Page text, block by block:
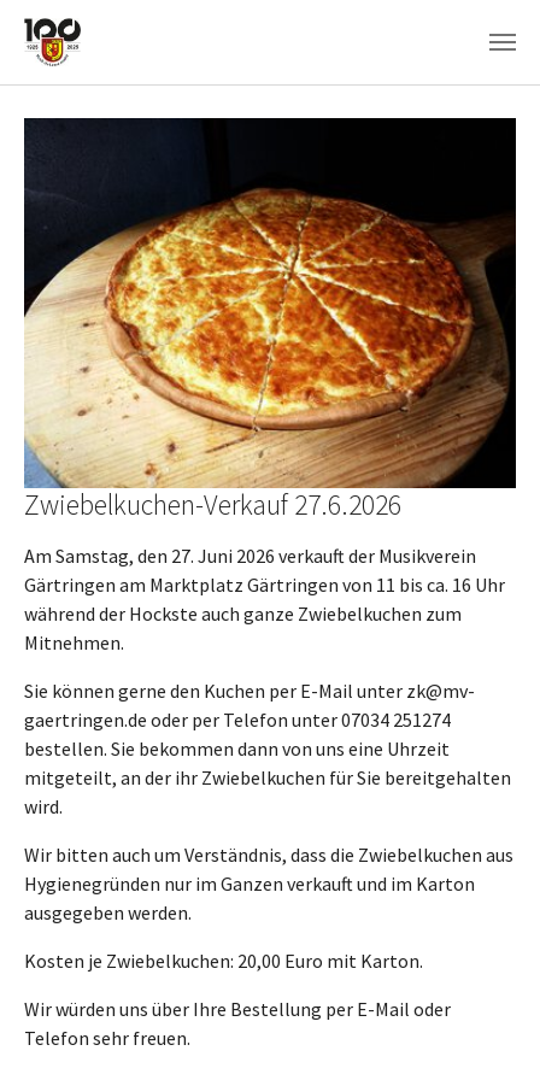
Skip to main content
Zwiebelkuchen-Verkauf 27.6.2026
Am Samstag, den 27. Juni 2026 verkauft der Musikverein
Gärtringen am Marktplatz Gärtringen von 11 bis ca. 16 Uhr
während der Hockste auch ganze Zwiebelkuchen zum
Mitnehmen.
Sie können gerne den Kuchen per E-Mail unter zk@mv-
gaertringen.de oder per Telefon unter 07034 251274
bestellen. Sie bekommen dann von uns eine Uhrzeit
mitgeteilt, an der ihr Zwiebelkuchen für Sie bereitgehalten
wird.
Wir bitten auch um Verständnis, dass die Zwiebelkuchen aus
Hygienegründen nur im Ganzen verkauft und im Karton
ausgegeben werden.
Kosten je Zwiebelkuchen: 20,00 Euro mit Karton.
Wir würden uns über Ihre Bestellung per E-Mail oder
Telefon sehr freuen.